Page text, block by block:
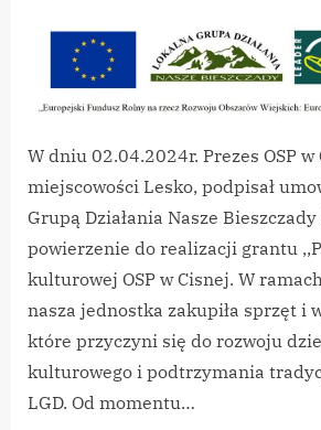
–
W dniu 02.04.2024r. Prezes OSP w
miejscowości Lesko, podpisał
Grupą Działania Nasze Bieszczady
powierzenie do realizacji grantu
kulturowej OSP w Cisnej. W
nasza jednostka zakupiła sprzęt i
które przyczyni się do rozwoju
kulturowego i podtrzymania
LGD. Od momentu…